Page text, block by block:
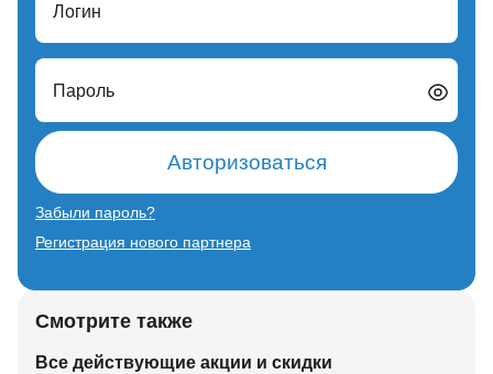
Логин
Пароль
Авторизоваться
Забыли пароль?
Регистрация нового партнера
Смотрите также
Все действующие акции и скидки